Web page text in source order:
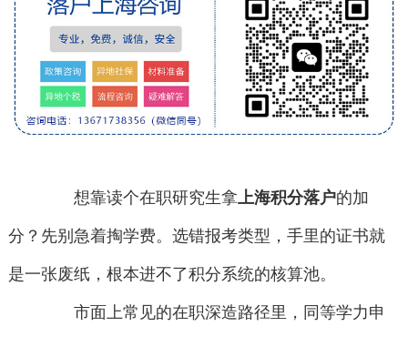
想靠读个在职研究生拿上海积分落户的加
分？先别急着掏学费。选错报考类型，手里的证书就
是一张废纸，根本进不了积分系统的核算池。
市面上常见的在职深造路径里，同等学力申